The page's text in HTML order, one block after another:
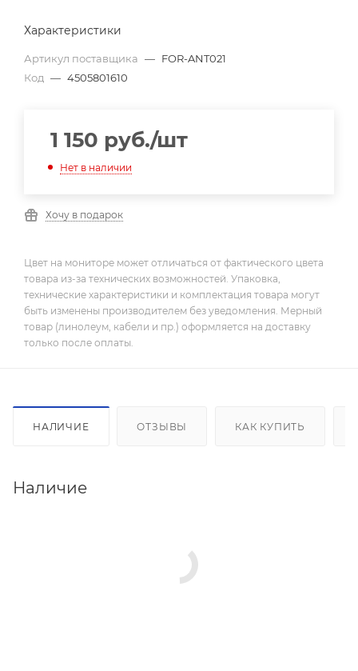
Характеристики
Артикул поставщика — FOR-ANT021
Код — 4505801610
1 150 руб./шт
Нет в наличии
Хочу в подарок
Цвет на мониторе может отличаться от фактического цвета
товара из-за технических возможностей. Упаковка,
технические характеристики и комплектация товара могут
быть изменены производителем без уведомления. Мерный
товар (линолеум, кабели и пр.) оформляется на доставку
только после оплаты.
НАЛИЧИЕ ОТЗЫВЫ КАК КУПИТЬ
Наличие